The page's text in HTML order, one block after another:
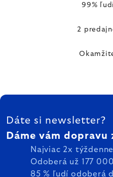
99%
2
ZÁPÄTIE
Dáte si newsletter?
Dáme vám dopravu
Najviac 2x týždenne
Odoberá už 177
85 % ľudí odoberá